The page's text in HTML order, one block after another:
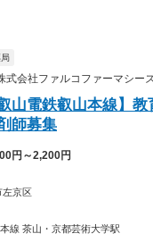
会社ファルコファーマシー
山電鉄叡山本線】
師募集
円～2,200円
京区
線 茶山・京都芸術大学駅